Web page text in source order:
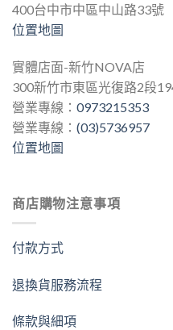
400台中市中區中山路33號
位置地圖
實體店面-新竹NOVA店
300新竹市東區光復路2段
營業專線： 0973215353
營業專線： (03)5736957
位置地圖
商店購物注意事項
付款方式
退換貨服務流程
條款與細項